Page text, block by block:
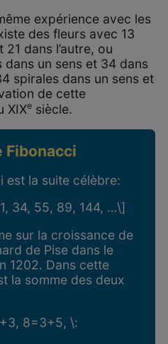
expérience avec les
des fleurs avec 13
dans l’autre, ou
un sens et 34 dans
spirales dans un sens et
de cette
XIXesiècle.
Fibonacci
est la suite célèbre:
34, 55, 89, 144, …\]
sur la croissance de
de Pise dans le
1202. Dans cette
la somme des deux
8=3+5, \: